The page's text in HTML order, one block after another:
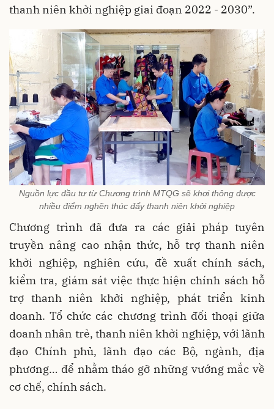
thanh niên khởi nghiệp giai đoạn 2022 - 2030”.
Nguồn lực đầu tư từ Chương trình MTQG sẽ khơi thông được
nhiều điểm nghẽn thúc đẩy thanh niên khởi nghiệp
Chương trình đã đưa ra các giải pháp tuyên
truyền nâng cao nhận thức, hỗ trợ thanh niên
khởi nghiệp, nghiên cứu, đề xuất chính sách,
kiểm tra, giám sát việc thực hiện chính sách hỗ
trợ thanh niên khởi nghiệp, phát triển kinh
doanh. Tổ chức các chương trình đối thoại giữa
doanh nhân trẻ, thanh niên khởi nghiệp, với lãnh
đạo Chính phủ, lãnh đạo các Bộ, ngành, địa
phương… để nhằm tháo gỡ những vướng mắc về
cơ chế, chính sách.